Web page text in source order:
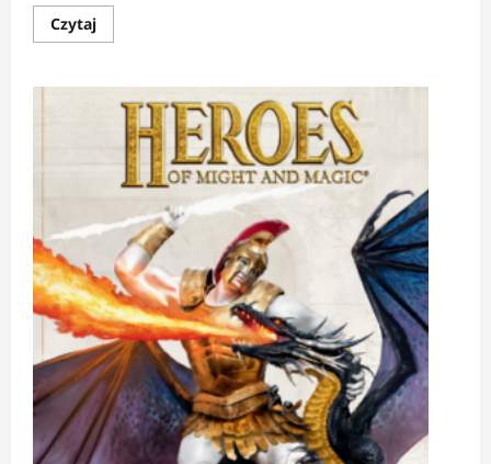
CzytajDowiedz
się
FELIETON:
dalej
studiem
LAIKA?